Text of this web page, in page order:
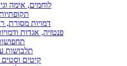
לוחמים, אימה
דמויות מסורת,
פנטזיה, אגדות
תלבושות
קיטים